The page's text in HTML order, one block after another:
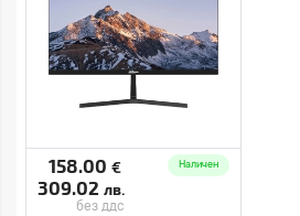
158.00 €
309.02 лв.
без ддс
Наличен